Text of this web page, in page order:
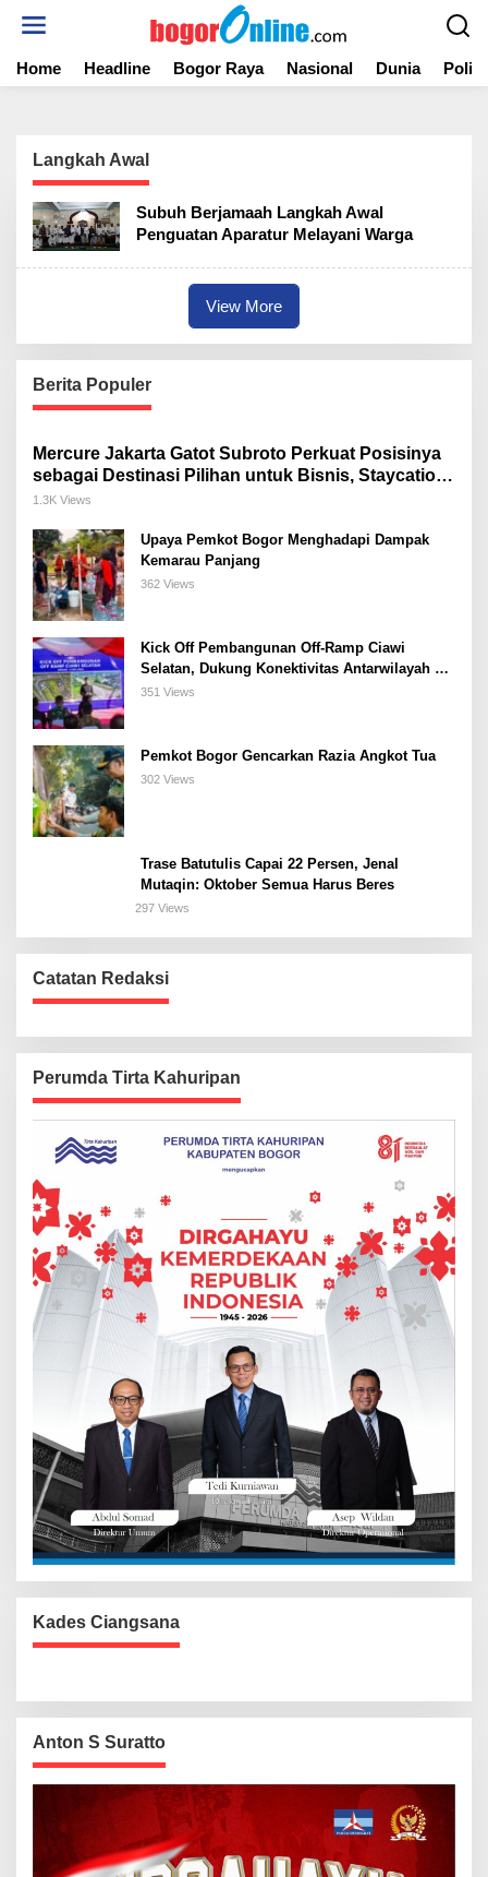
t
Home Headline Bogor Raya Nasional Dunia
Langkah Awal
Subuh Berjamaah Langkah Awal
Penguatan Aparatur Melayani Warga
View More
Berita Populer
Mercure Jakarta Gatot Subroto Perkuat Posisinya
sebagai Destinasi Pilihan untuk Bisnis, Staycation,
Meeting, dan Kuliner di Jakarta Selatan
1.3K Views
Upaya Pemkot Bogor Menghadapi Dampak
Kemarau Panjang
362 Views
Kick Off Pembangunan Off-Ramp Ciawi
Selatan, Dukung Konektivitas Antarwilayah di
Bogor Selatan
351 Views
Pemkot Bogor Gencarkan Razia Angkot Tua
302 Views
Trase Batutulis Capai 22 Persen, Jenal
Mutaqin: Oktober Semua Harus Beres
297 Views
Catatan Redaksi
Perumda Tirta Kahuripan
Kades Ciangsana
Anton S Suratto